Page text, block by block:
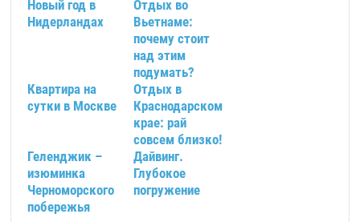
Новый год в
Нидерландах
Отдых во
Вьетнаме:
почему стоит
над этим
подумать?
Квартира на
сутки в Москве
Отдых в
Краснодарском
крае: рай
совсем близко!
Геленджик –
изюминка
Черноморского
побережья
Дайвинг.
Глубокое
погружение